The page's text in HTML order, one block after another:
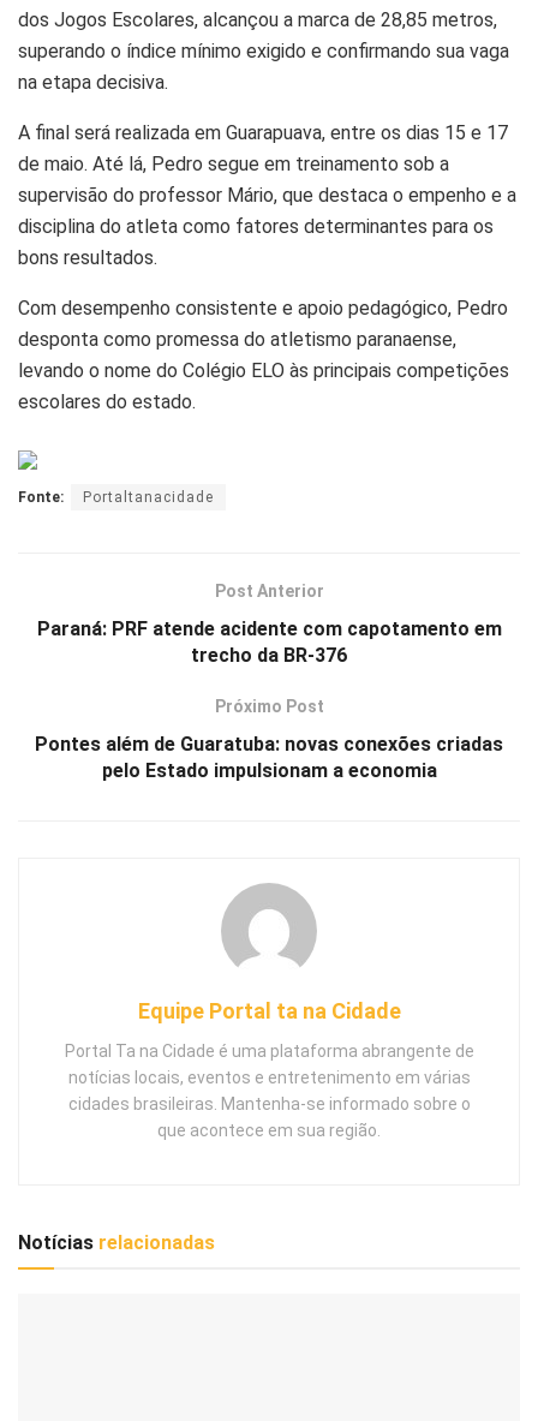
dos Jogos Escolares, alcançou a marca de 28,85 metros,
superando o índice mínimo exigido e confirmando sua vaga
na etapa decisiva.
A final será realizada em Guarapuava, entre os dias 15 e 17
de maio. Até lá, Pedro segue em treinamento sob a
supervisão do professor Mário, que destaca o empenho e a
disciplina do atleta como fatores determinantes para os
bons resultados.
Com desempenho consistente e apoio pedagógico, Pedro
desponta como promessa do atletismo paranaense,
levando o nome do Colégio ELO às principais competições
escolares do estado.
Fonte: Portaltanacidade
Post Anterior
Paraná: PRF atende acidente com capotamento em
trecho da BR-376
Próximo Post
Pontes além de Guaratuba: novas conexões criadas
pelo Estado impulsionam a economia
Equipe Portal ta na Cidade
Portal Ta na Cidade é uma plataforma abrangente de
notícias locais, eventos e entretenimento em várias
cidades brasileiras. Mantenha-se informado sobre o
que acontece em sua região.
Notícias relacionadas